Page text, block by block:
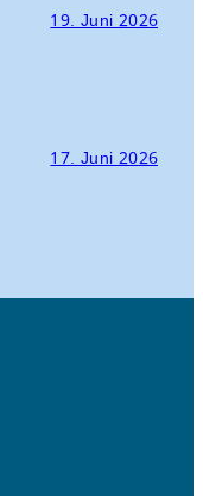
19. Juni 2026
17. Juni 2026